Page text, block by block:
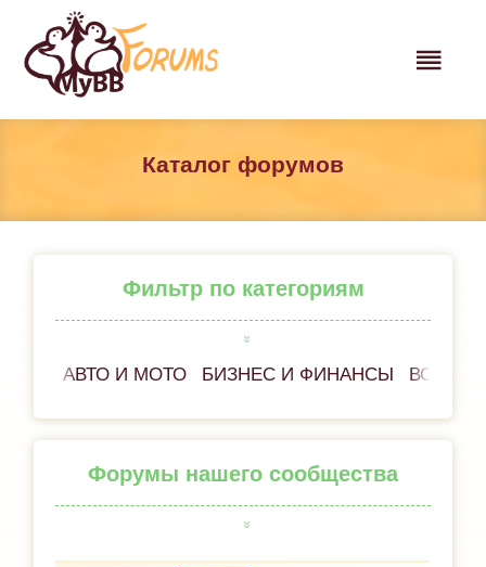
Каталог форумов
Фильтр по категориям
АВТО И МОТО БИЗНЕС И ФИНАНСЫ ВСЁ
Форумы нашего сообщества